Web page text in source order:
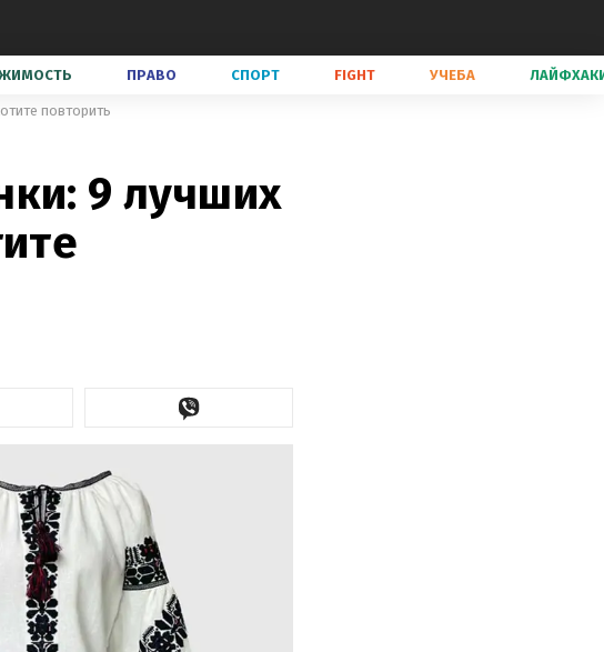
ПРАВО СПОРТ FIGHT УЧЕБА
повторить
9 лучших